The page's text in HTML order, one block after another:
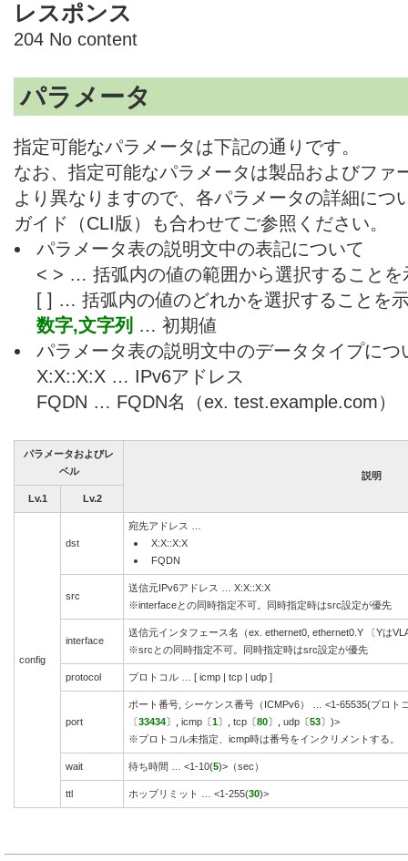
レスポンス
204 No content
パラメータ
指定可能なパラメータは下記の通りです。
なお、指定可能なパラメータは製品およびファ
より異なりますので、各パラメータの詳細につ
ガイド（CLI版）も合わせてご参照ください。
パラメータ表の説明文中の表記について
< > … 括弧内の値の範囲から選択することを
[ ] … 括弧内の値のどれかを選択することを
数字,文字列 … 初期値
パラメータ表の説明文中のデータタイプにつ
X:X::X:X … IPv6アドレス
FQDN … FQDN名（ex. test.example.com）
パラメータおよびレ
ベル
説明
Lv.1 Lv.2
config
dst
宛先アドレス …
X:X::X:X
FQDN
src
送信元IPv6アドレス … X:X::X:X
※interfaceとの同時指定不可。同時指定時はsrc設定が優先
interface
送信元インタフェース名（ex. ethernet0, ethernet0.Y 〔Yは
※srcとの同時指定不可。同時指定時はsrc設定が優先
protocol プロトコル … [ icmp | tcp | udp ]
port
ポート番号, シーケンス番号（ICMPv6） … <1-65535(プロト
〔33434〕, icmp 〔1〕, tcp 〔80〕, udp 〔53〕 )>
※プロトコル未指定、icmp時は番号をインクリメントする。
wait 待ち時間 … <1-10(5)>（sec）
ttl ホップリミット … <1-255(30)>